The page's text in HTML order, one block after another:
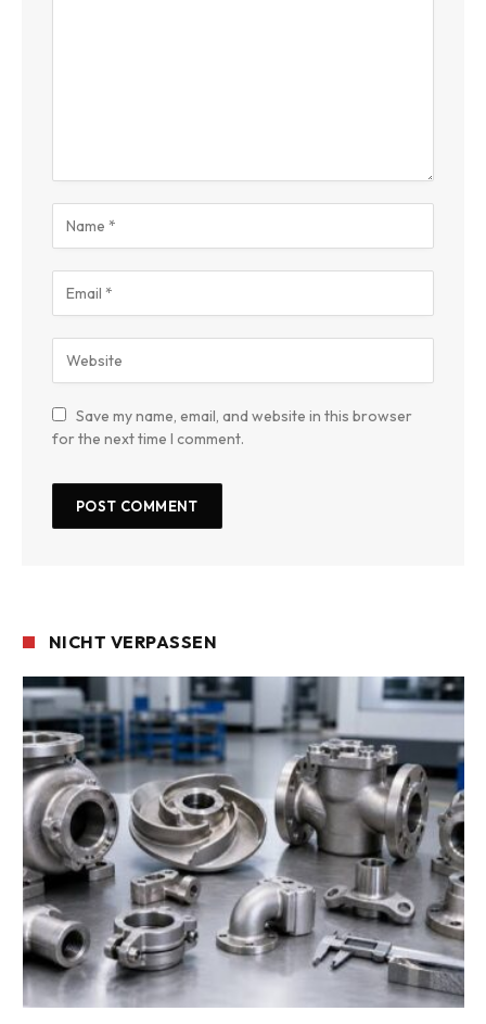
Save my name, email, and website in this browser
for the next time I comment.
NICHT VERPASSEN